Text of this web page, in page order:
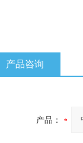
产品咨询
产品：